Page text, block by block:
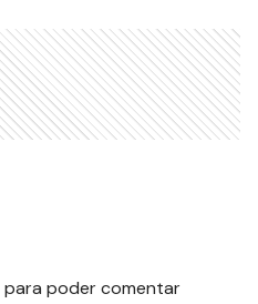
para poder comentar